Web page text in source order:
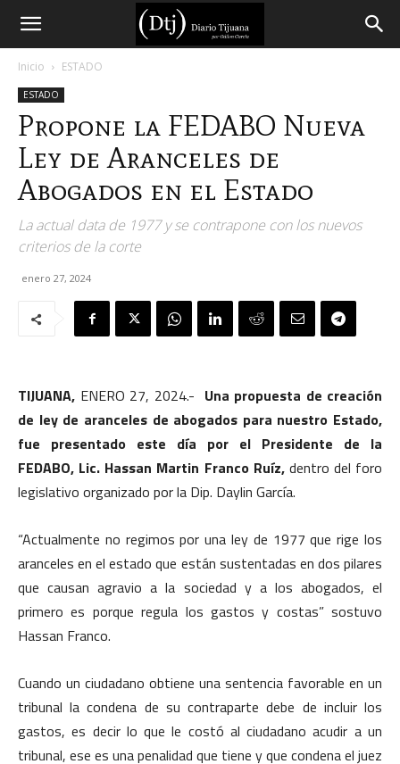
Diario
Tijuana
Inicio ESTADO
ESTADO
Propone la FEDABO Nueva
Ley de Aranceles de
Abogados en el Estado
La actual data de 1977 y se contrapone con los nuevos
criterios de la corte
enero 27, 2024
TIJUANA, ENERO 27, 2024.- Una propuesta de creación
de ley de aranceles de abogados para nuestro Estado,
fue presentado este día por el Presidente de la
FEDABO, Lic. Hassan Martin Franco Ruíz,dentro del foro
legislativo organizado por la Dip. Daylin García.
“Actualmente no regimos por una ley de 1977 que rige los
aranceles en el estado que están sustentadas en dos pilares
que causan agravio a la sociedad y a los abogados, el
primero es porque regula los gastos y costas” sostuvo
Hassan Franco.
Cuando un ciudadano obtiene una sentencia favorable en un
tribunal la condena de su contraparte debe de incluir los
gastos, es decir lo que le costó al ciudadano acudir a un
tribunal, ese es una penalidad que tiene y que condena el juez